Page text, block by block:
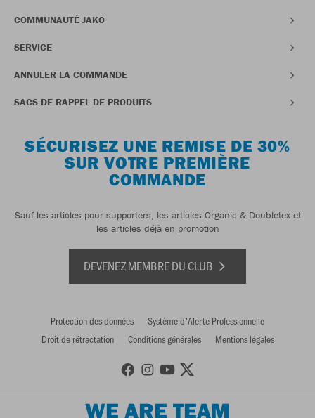
COMMUNAUTÉ JAKO
SERVICE
ANNULER LA COMMANDE
SACS DE RAPPEL DE PRODUITS
SÉCURISEZ UNE REMISE DE 30%
SUR VOTRE PREMIÈRE
COMMANDE
Sauf les articles pour supporters, les articles Organic & Doubletex et
les articles déjà en promotion
DEVENEZ MEMBRE DU CLUB
Protection des données
Système d'Alerte Professionnelle
Droit de rétractation
Conditions générales Mentions légales
WE ARE TEAM